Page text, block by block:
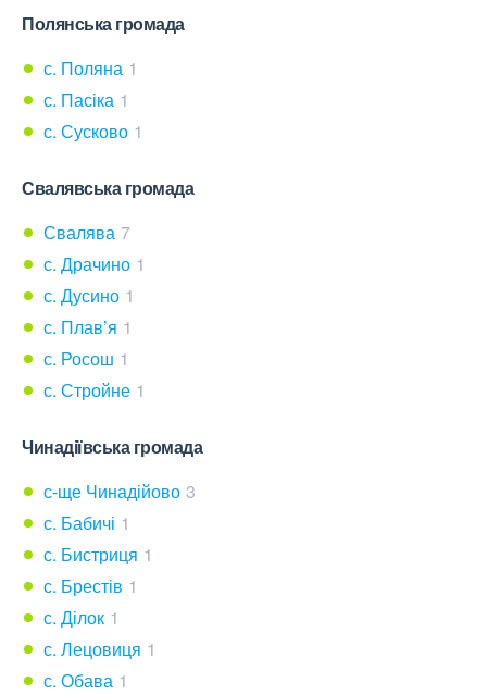
Полянська громада
с. Поляна 1
с. Пасіка 1
с. Сусково 1
Свалявська громада
Свалява 7
с. Драчино 1
с. Дусино 1
с. Плав’я 1
с. Росош 1
с. Стройне 1
Чинадіївська громада
с-ще Чинадійово 3
с. Бабичі 1
с. Бистриця 1
с. Брестів 1
с. Ділок 1
с. Лецовиця 1
с. Обава 1